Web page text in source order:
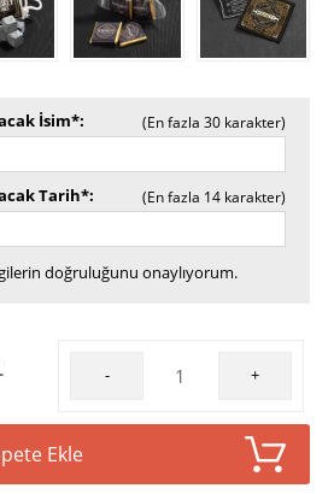
İsim* (En fazla 30 karakter)
Tarih* (En fazla 14 karakter)
doğruluğunu onaylıyorum.
- +
Ekle